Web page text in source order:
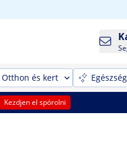
Otthon és kert
Kezdjen el spórolni